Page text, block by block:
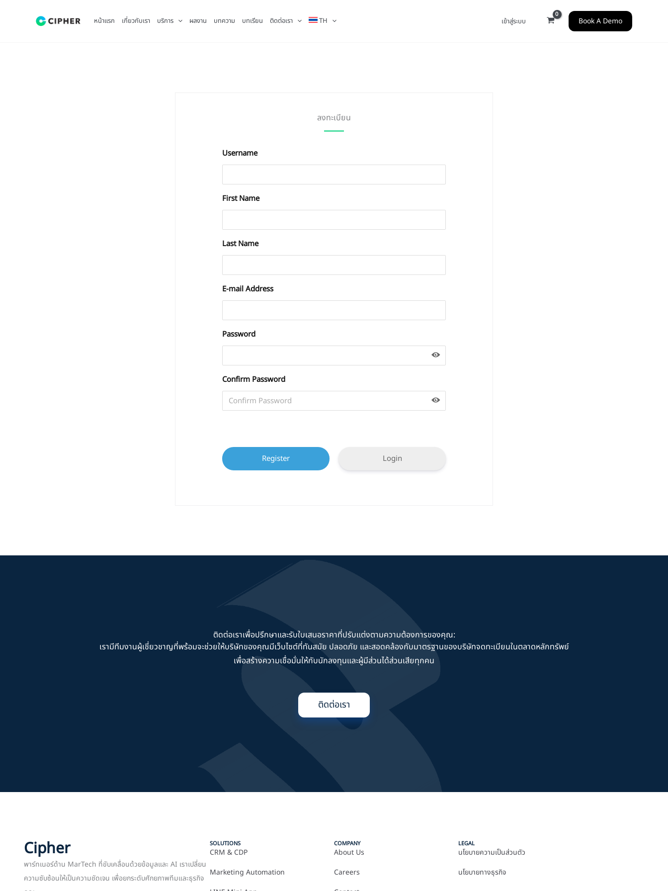
หน้าแรก เกี่ยวกับเรา บริการ ผลงาน บทความ บทเรียน ติดต่อเรา TH เข้าสู่ระบบ Book A Demo
ลงทะเบียน
Username
First Name
Last Name
E-mail Address
Password
Confirm Password
Login
ติดต่อเราเพื่อปรึกษาและรับใบเสนอราคาที่ปรับแต่งตามความต้องการของคุณ:
เรามีทีมงานผู้เชี่ยวชาญที่พร้อมจะช่วยให้บริษัทของคุณมีเว็บไซต์ที่ทันสมัย ปลอดภัย และสอดคล้องกับมาตรฐานของบริษัทจดทะเบียนในตลาดหลักทรัพย์
เพื่อสร้างความเชื่อมั่นให้กับนักลงทุนและผู้มีส่วนได้ส่วนเสียทุกคน
ติดต่อเรา
Cipher
พาร์ทเนอร์ด้าน MarTech ที่ขับเคลื่อนด้วยข้อมูลและ AI เราเปลี่ยน
ความซับซ้อนให้เป็นความชัดเจน เพื่อยกระดับศักยภาพทีมและธุรกิจ
SOLUTIONS
CRM & CDP
Marketing Automation
COMPANY
About Us
Careers
LEGAL
นโยบายความเป็นส่วนตัว
นโยบายทางธุรกิจ